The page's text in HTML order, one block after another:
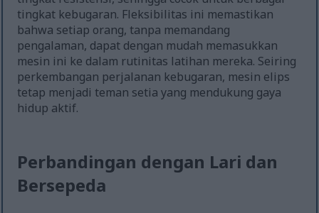
tingkat kebugaran. Fleksibilitas ini memastikan
bahwa setiap orang, tanpa memandang
pengalaman, dapat dengan mudah memasukkan
mesin ini ke dalam rutinitas latihan mereka. Seiring
perkembangan perjalanan kebugaran, mesin elips
tetap menjadi teman setia yang mendukung gaya
hidup aktif.
Perbandingan dengan Lari dan
Bersepeda